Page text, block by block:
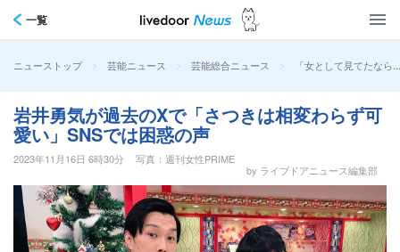
一覧
ニューストップ > 芸能ニュース > 芸能総合ニュース > 「女として見てたな
岩井勇気が過去のXで「さつきは相変わらず可
愛い」SNSでは困惑の声
2023年11月16日 6時30分
写真：週刊女性PRIME
by ライブドアニュース編集部